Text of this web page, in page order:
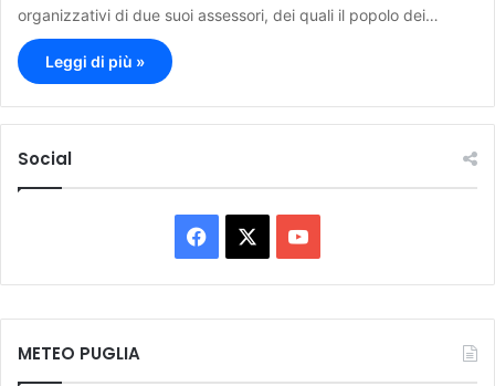
organizzativi di due suoi assessori, dei quali il popolo dei…
Leggi di più »
Social
a
c
o
u
METEO PUGLIA